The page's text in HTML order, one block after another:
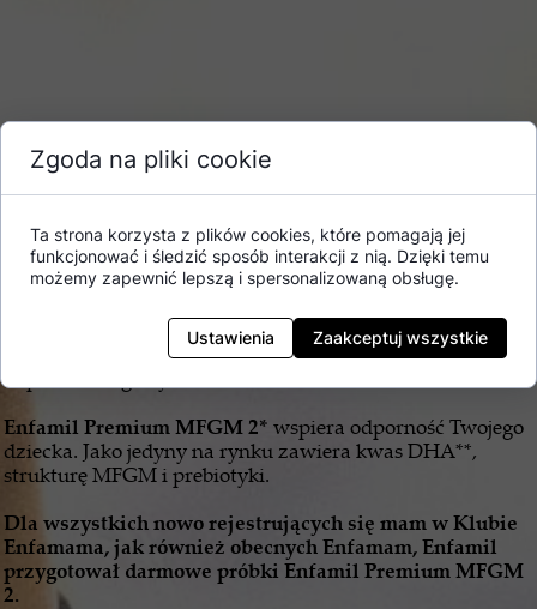
Chcesz wesprzeć odporność swojego dziecka? Zacznij od
odpowiedniego żywienia.
Enfamil Premium MFGM 2* wspiera odporność Twojego
dziecka. Jako jedyny na rynku zawiera kwas DHA**,
strukturę MFGM i prebiotyki.
Dla wszystkich nowo rejestrujących się mam w Klubie
Enfamama, jak również obecnych Enfamam, Enfamil
przygotował darmowe próbki Enfamil Premium MFGM
2.
Zgoda na pliki cookie
Ta strona korzysta z plików cookies, które pomagają jej
funkcjonować i śledzić sposób interakcji z nią. Dzięki temu
możemy zapewnić lepszą i spersonalizowaną obsługę.
Ustawienia Zaakceptuj wszystkie